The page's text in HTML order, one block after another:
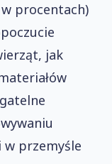
procentach)
jak
w przemyśle